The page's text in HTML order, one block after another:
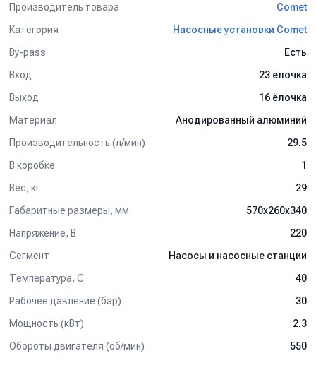
Производитель товара
Comet
Категория
Насосные установки Comet
By-pass
Есть
Вход
23 ёлочка
Выход
16 ёлочка
Материал
Анодированный алюминий
Производительность (л/мин)
29.5
В коробке
1
Вес, кг
29
Габаритные размеры, мм
570x260x340
Напряжение, В
220
Сегмент
Насосы и насосные станции
Температура, C
40
Рабочее давление (бар)
30
Мощность (кВт)
2.3
Обороты двигателя (об/мин)
550